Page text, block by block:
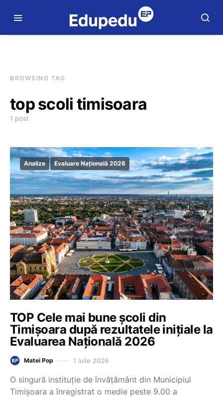
BROWSING TAG
top scoli timisoara
1 post
Analize Evaluare Națională 2026
TOP Cele mai bune școli din
Timișoara după rezultatele inițiale la
Evaluarea Națională 2026
Matei Pop 1 iulie 2026
O singură instituție de învățământ din Municipiul
Timișoara a înregistrat o medie peste 9.00 a